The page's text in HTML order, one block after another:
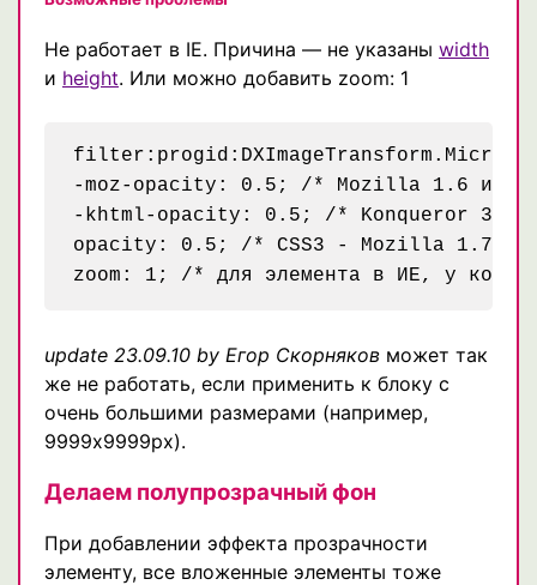
Не работает в IE. Причина — не указаны width
и height. Или можно добавить zoom: 1
-moz-opacity: 0.5; /* Mozilla 1.6 и
-khtml-opacity: 0.5; /* Konqueror
opacity: 0.5; /* CSS3 - Mozilla 1.7b
update 23.09.10 by Егор Скорняков может так
же не работать, если применить к блоку с
очень большими размерами (например,
9999x9999px).
Делаем полупрозрачный фон
При добавлении эффекта прозрачности
элементу, все вложенные элементы тоже